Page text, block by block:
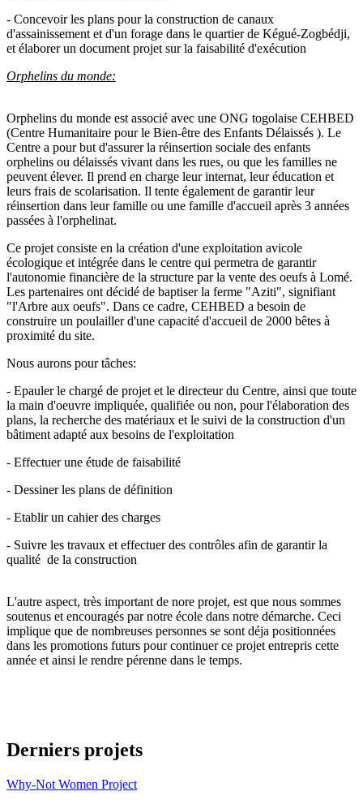
- Concevoir les plans pour la construction de canaux
d'assainissement et d'un forage dans le quartier de Kégué-Zogbédji,
et élaborer un document projet sur la faisabilité d'exécution
Orphelins du monde:
Orphelins du monde est associé avec une ONG togolaise CEHBED
(Centre Humanitaire pour le Bien-être des Enfants Délaissés ). Le
Centre a pour but d'assurer la réinsertion sociale des enfants
orphelins ou délaissés vivant dans les rues, ou que les familles ne
peuvent élever. Il prend en charge leur internat, leur éducation et
leurs frais de scolarisation. Il tente également de garantir leur
réinsertion dans leur famille ou une famille d'accueil après 3 années
passées à l'orphelinat.
Ce projet consiste en la création d'une exploitation avicole
écologique et intégrée dans le centre qui permetra de garantir
l'autonomie financière de la structure par la vente des oeufs à Lomé.
Les partenaires ont décidé de baptiser la ferme "Aziti", signifiant
"l'Arbre aux oeufs". Dans ce cadre, CEHBED a besoin de
construire un poulailler d'une capacité d'accueil de 2000 bêtes à
proximité du site.
Nous aurons pour tâches:
- Epauler le chargé de projet et le directeur du Centre, ainsi que toute
la main d'oeuvre impliquée, qualifiée ou non, pour l'élaboration des
plans, la recherche des matériaux et le suivi de la construction d'un
bâtiment adapté aux besoins de l'exploitation
- Effectuer une étude de faisabilité
- Dessiner les plans de définition
- Etablir un cahier des charges
- Suivre les travaux et effectuer des contrôles afin de garantir la
qualité de la construction
L'autre aspect, très important de nore projet, est que nous sommes
soutenus et encouragés par notre école dans notre démarche. Ceci
implique que de nombreuses personnes se sont déja positionnées
dans les promotions futurs pour continuer ce projet entrepris cette
année et ainsi le rendre pérenne dans le temps.
Derniers projets
Why-Not Women Project